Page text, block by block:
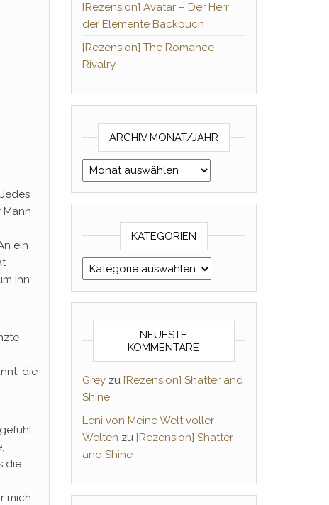
ein
ihn
die
die
mich.
[Rezension] Avatar – Der Herr
der Elemente Backbuch
[Rezension] The Romance
Rivalry
ARCHIV MONAT/JAHR
Archiv Monat/Jahr
KATEGORIEN
Kategorien
NEUESTE
KOMMENTARE
Greyzu [Rezension] Shatter and
Shine
Leni von Meine Welt voller
Welten zu [Rezension] Shatter
and Shine